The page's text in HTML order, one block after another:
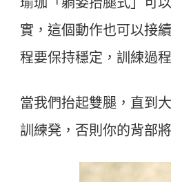
實，這個動作也可以接
程要保持穩定，訓練過
當我們抬起雙腿，直到
訓練凳，否則你的背部
！賦優適能共同創辦人楊貫中：個